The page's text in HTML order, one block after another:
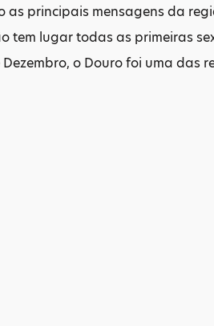
principais mensagens da
tem lugar todas as primeiras
o Douro foi uma das